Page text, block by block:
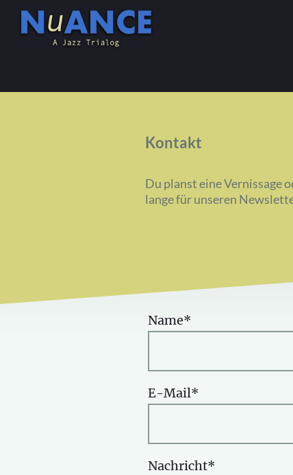
Kontakt
Du planst eine Vernissage
lange für unseren
Name*
E-Mail*
Nachricht*